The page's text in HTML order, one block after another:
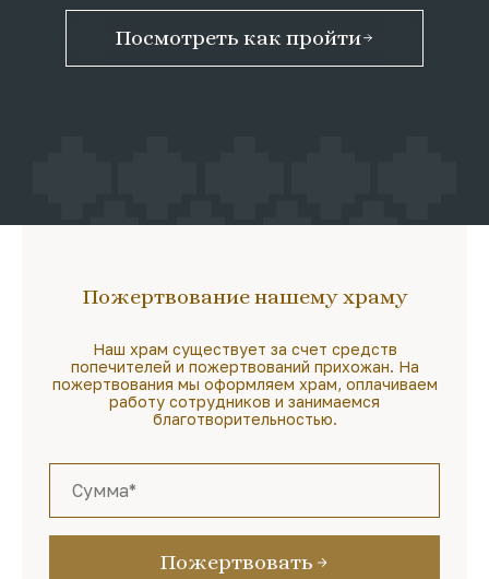
Посмотреть как пройти
Пожертвование нашему храму
Наш храм существует за счет средств
попечителей и пожертвований прихожан. На
пожертвования мы оформляем храм, оплачиваем
работу сотрудников и занимаемся
благотворительностью.
Пожертвовать